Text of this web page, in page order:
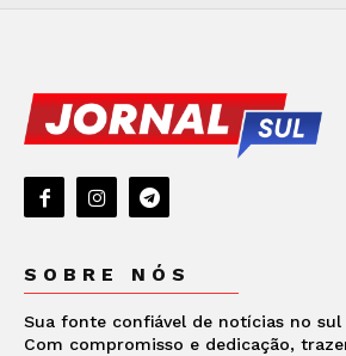
SOBRE NÓS
Sua fonte confiável de notícias no sul
Com compromisso e dedicação,